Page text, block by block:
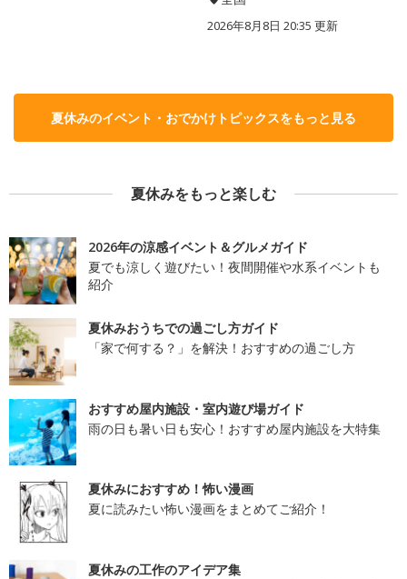
2026年8月8日 20:35 更新
夏休みのイベント・おでかけトピックスをもっと見る
夏休みをもっと楽しむ
2026年の涼感イベント＆グルメガイド
夏でも涼しく遊びたい！夜間開催や水系イベントも
紹介
夏休みおうちでの過ごし方ガイド
「家で何する？」を解決！おすすめの過ごし方
おすすめ屋内施設・室内遊び場ガイド
雨の日も暑い日も安心！おすすめ屋内施設を大特集
夏休みにおすすめ！怖い漫画
夏に読みたい怖い漫画をまとめてご紹介！
夏休みの工作のアイデア集